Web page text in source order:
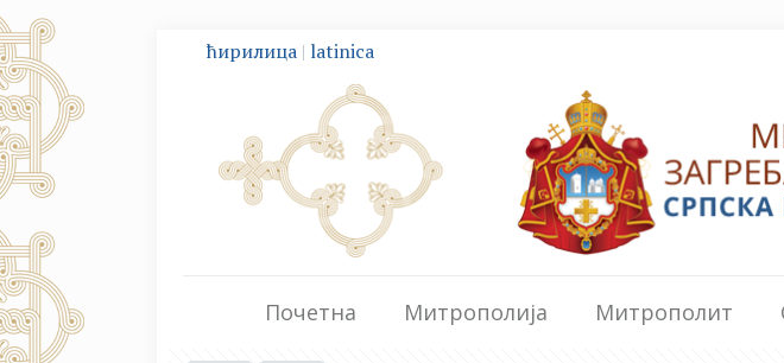
ћирилица | latinica
Почетна Митрополија Митрополит